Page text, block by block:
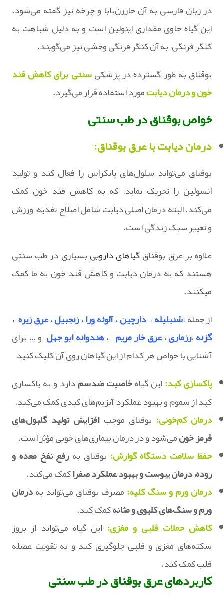
در زبان فارسی به آن خارزن‌بابا و چرخه نیز گفته می‌شود.
این گیاه حاوی مقداری اینولین است و به دلیل شباهت به
کنگر فرنگی، به آن کنگر فرنگی وحشی نیز می‌گویند.
بوقناق به طور گسترده در پزشکیسنتی برای کاهش قند
خون و درمان دیابتمورد استفاده قرار می‌گیرد.
خواص بوقناق در طب سنتی
درمان دیابت با عرق بوقناق:
بوقناق می‌تواند سلول‌های پانکراس را فعال کند و تولید
انسولین را تحریک نماید، که به کاهش قند خون کمک
می‌کند. البته درمان اصلی دیابت شامل اصلاح تغذیه، ورزش
و تغییر سبک زندگی است.
علاوه بر عرق بوقناقگیاهای داروییبسیاری در طب سنتی
هستند که به درمان دیابت و کاهش قند خون به ما کمک
میکنند.
از جمله :شنبلیله،دارچین،آلوئه ورا،زنجبیل،عرق زیره ،
گزنه،رزماری،عرق خار مریم ،هندوانه ابو جهل و … برای
آشنایی با خواص هر کدام از این گیاهان روی آن کلیک کنید
پاکسازی کبد:این گیاهخاصیت ضدسمدارد و به پاکسازی
کبد از سموم و بهبود عملکرد آنزیم‌های کبدی کمک می‌کند.
درمان کم‌خونی: بوقناق موجبافزایش تولید گلبول‌های
قرمز خونمی‌شود و در درمان بیماری‌های خونی مؤثر است.
حفظ سلامت دستگاه گوارش: بوقناق بهرفع نفخ معده و
روده، درمان یبوست و بهبود عملکرد صفراکمک می‌کند.
درمان ورم و سنگ کلیه:مصرف بوقناق می‌تواند بهدرمان
ورم و سنگ‌های کلیوی و مثانهکمک کند.
کاهش حملات قلبی و مغزی: این گیاه می‌تواند از بروز
سکته‌های مغزی و قلبی جلوگیری کند و به تقویت عضله
قلب کمک کند.
کاربردهای عرق بوقناق در طب سنتی